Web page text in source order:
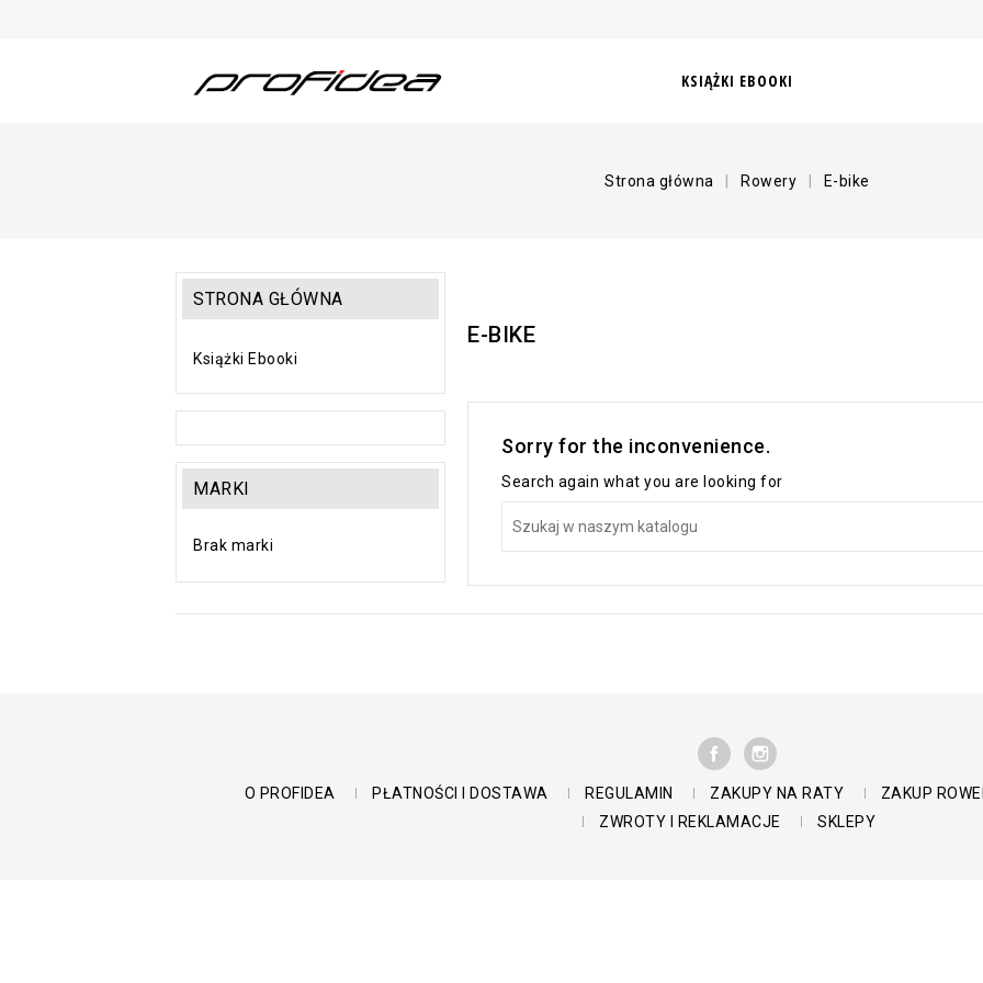
KSIĄŻKI EBOOKI
Strona główna Rowery E-bike
STRONA GŁÓWNA
Książki Ebooki
MARKI
Brak marki
E-BIKE
Sorry for the inconvenience.
Search again what you are looking for
FACEBOOKINSTAGRAM
O PROFIDEA PŁATNOŚCI I DOSTAWA REGULAMIN ZAKUPY NA RATY
ZAKUP
ZWROTY I REKLAMACJE
SKLEPY